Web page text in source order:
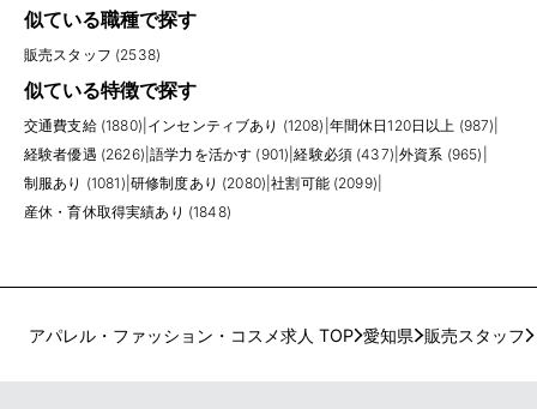
似ている職種で探す
販売スタッフ (2538)
似ている特徴で探す
交通費支給 (1880) インセンティブあり (1208) 年間休日120日以上 (987)
経験者優遇 (2626) |語学力を活かす (901) |経験必須 (437) |外資系 (965)
制服あり (1081) 研修制度あり (2080) |社割可能 (2099)
産休・育休取得実績あり (1848)
アパレル・ファッション・コスメ求人 TOP 愛知県 販売スタッフ